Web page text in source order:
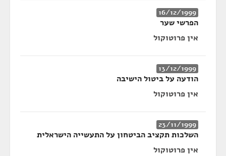
16/12/1999
הפרשי שער
אין פרוטוקול
13/12/1999
הודעה על ביטול הישיבה
אין פרוטוקול
23/11/1999
השלכות תקציב הביטחון על התעשייה הישראלית
אין פרוטוקול